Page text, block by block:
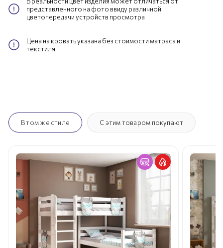
представленного на фото ввиду различной
цветопередачи устройств просмотра
Цена на кровать указана без стоимости матраса и
текстиля
В том же стиле С этим товаром покупают